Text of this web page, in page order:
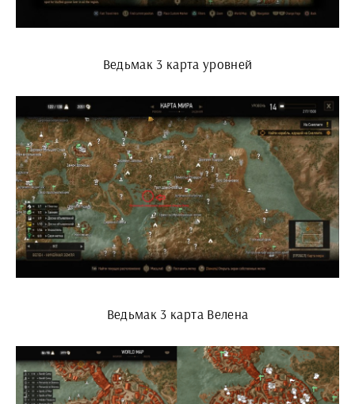
Ведьмак 3 карта уровней
Ведьмак 3 карта Велена